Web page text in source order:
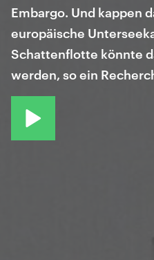
Embargo. Und kappen
europäische
Schattenflotte könnte
werden, so ein